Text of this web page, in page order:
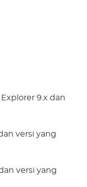
9.x dan
versi yang
versi yang